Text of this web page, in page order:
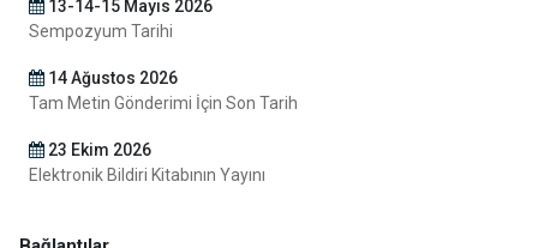
13-14-15 Mayıs 2026
Sempozyum Tarihi
14 Ağustos 2026
Tam Metin Gönderimi İçin Son Tarih
23 Ekim 2026
Elektronik Bildiri Kitabının Yayını